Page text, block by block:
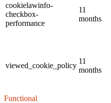
cookielawinfo-
checkbox-
performance
11
months
viewed_cookie_policy
11
months
Functional